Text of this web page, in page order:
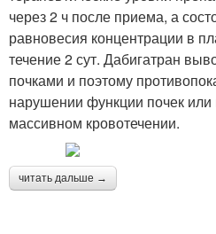
через 2 ч после приема, а
равновесия концентрации в
течение 2 сут. Дабигатран
почками и поэтому
нарушении функции почек
массивном кровотечении.
читать дальше →